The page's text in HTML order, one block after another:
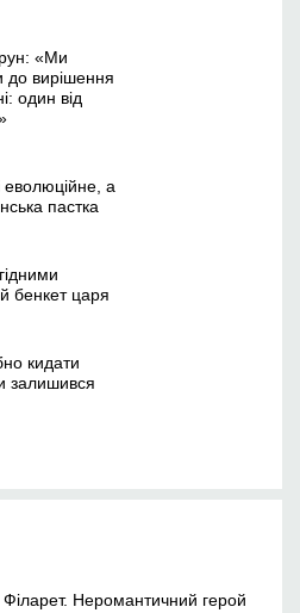
«Ми
до вирішення
один від
а
пастка
бенкет царя
кидати
залишився
Неромантичний герой